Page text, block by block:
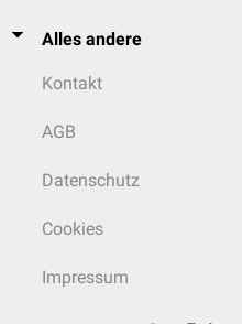
Alles andere
Kontakt
AGB
Datenschutz
Cookies
Impressum